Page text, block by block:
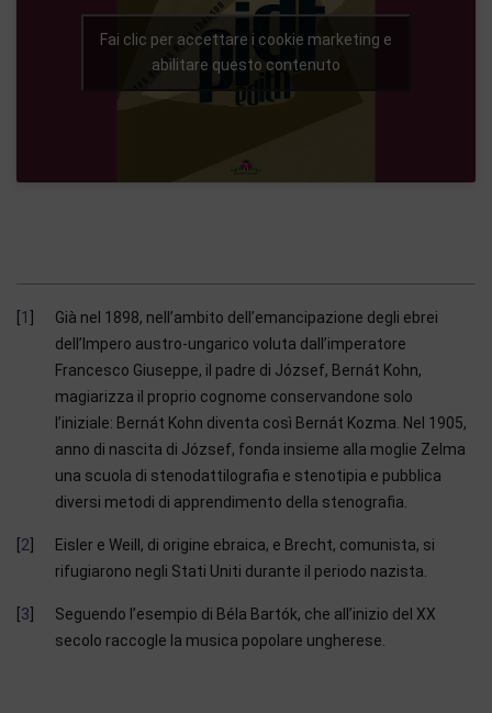
Fai clic per accettare i cookie marketing e
abilitare questo contenuto
1
Già nel 1898, nell’ambito dell’emancipazione degli ebrei
dell’Impero austro-ungarico voluta dall’imperatore
Francesco Giuseppe, il padre di József, Bernát Kohn,
magiarizza il proprio cognome conservandone solo
l’iniziale: Bernát Kohn diventa così Bernát Kozma. Nel 1905,
anno di nascita di József, fonda insieme alla moglie Zelma
una scuola di stenodattilografia e stenotipia e pubblica
diversi metodi di apprendimento della stenografia.
2
Eisler e Weill, di origine ebraica, e Brecht, comunista, si
rifugiarono negli Stati Uniti durante il periodo nazista.
3
Seguendo l’esempio di Béla Bartók, che all’inizio del XX
secolo raccogle la musica popolare ungherese.